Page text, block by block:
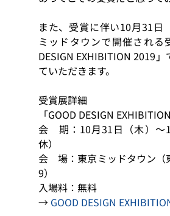
また、受賞に伴い10月31日
ミッドタウンで開催される
DESIGN EXHIBITION 2019
ていただきます。
受賞展詳細
「GOOD DESIGN
会　期：10月31日（木）〜
休）
会　場：東京ミッドタウン（
9）
入場料：無料
→ GOOD DESIGN